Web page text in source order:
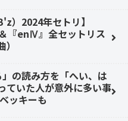
）2024年セトリ】
『enⅣ』全セットリス
の読み方を「へい、は
ていた人が意外に多い事
ッキーも